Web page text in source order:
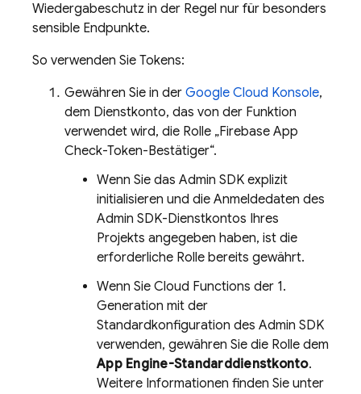
Wiedergabeschutz in der Regel nur für besonders
sensible Endpunkte.
So verwenden Sie Tokens:
Gewähren Sie in der Google Cloud Konsole,
dem Dienstkonto, das von der Funktion
verwendet wird, die Rolle „Firebase App
Check-Token-Bestätiger“.
Wenn Sie das Admin SDK explizit
initialisieren und die Anmeldedaten des
Admin SDK-Dienstkontos Ihres
Projekts angegeben haben, ist die
erforderliche Rolle bereits gewährt.
Wenn Sie Cloud Functions der 1.
Generation mit der
Standardkonfiguration des Admin SDK
verwenden, gewähren Sie die Rolle dem
App Engine-Standarddienstkonto.
Weitere Informationen finden Sie unter